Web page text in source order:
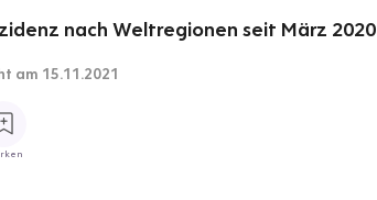
nach Weltregionen seit März 2020
am 15.11.2021